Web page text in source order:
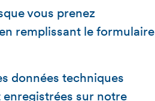
vous prenez
remplissant le formulaire
données techniques
enregistrées sur notre